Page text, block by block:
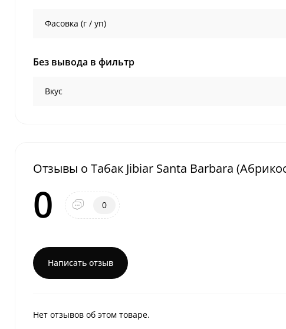
Фасовка (г / уп)
Без вывода в фильтр
Вкус
Отзывы о Табак Jibiar Santa Barbara
0 0
Написать отзыв
Нет отзывов об этом товаре.